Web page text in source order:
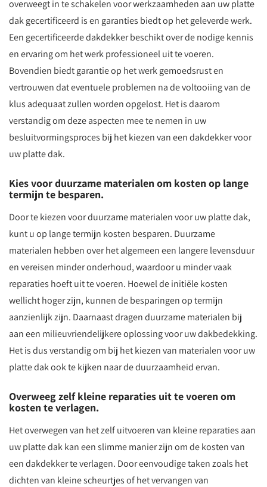
overweegt in te schakelen voor werkzaamheden aan uw platte
dak gecertificeerd is en garanties biedt op het geleverde werk.
Een gecertificeerde dakdekker beschikt over de nodige kennis
en ervaring om het werk professioneel uit te voeren.
Bovendien biedt garantie op het werk gemoedsrust en
vertrouwen dat eventuele problemen na de voltooiing van de
klus adequaat zullen worden opgelost. Het is daarom
verstandig om deze aspecten mee te nemen in uw
besluitvormingsproces bij het kiezen van een dakdekker voor
uw platte dak.
Kies voor duurzame materialen om kosten op lange
termijn te besparen.
Door te kiezen voor duurzame materialen voor uw platte dak,
kunt u op lange termijn kosten besparen. Duurzame
materialen hebben over het algemeen een langere levensduur
en vereisen minder onderhoud, waardoor u minder vaak
reparaties hoeft uit te voeren. Hoewel de initiële kosten
wellicht hoger zijn, kunnen de besparingen op termijn
aanzienlijk zijn. Daarnaast dragen duurzame materialen bij
aan een milieuvriendelijkere oplossing voor uw dakbedekking.
Het is dus verstandig om bij het kiezen van materialen voor uw
platte dak ook te kijken naar de duurzaamheid ervan.
Overweeg zelf kleine reparaties uit te voeren om
kosten te verlagen.
Het overwegen van het zelf uitvoeren van kleine reparaties aan
uw platte dak kan een slimme manier zijn om de kosten van
een dakdekker te verlagen. Door eenvoudige taken zoals het
dichten van kleine scheurtjes of het vervangen van